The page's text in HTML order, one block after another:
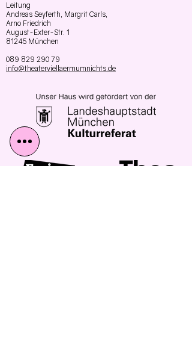
Leitung
Andreas Seyferth, Margrit Carls,
Arno Friedrich
August-Exter-Str. 1
81245 München
089 829 290 79
info@theaterviellaermumnichts.de